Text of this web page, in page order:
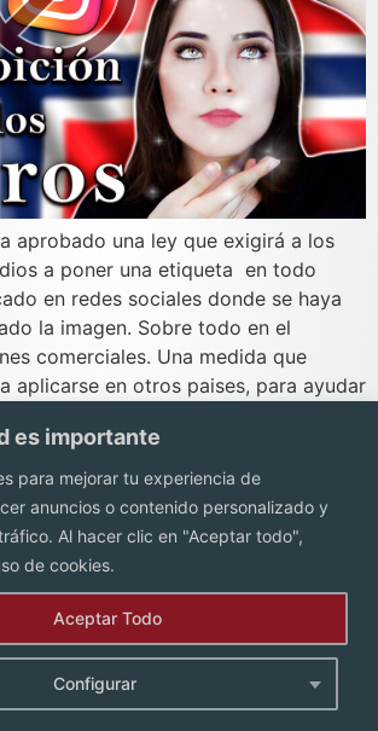
es importante
para mejorar tu experiencia de
anuncios o contenido personalizado y
Al hacer clic en "Aceptar todo",
de cookies.
Configurar
Aceptar Todo
aprobado una ley que exigirá a los
a poner una etiqueta en todo
en redes sociales donde se haya
la imagen. Sobre todo en el
comerciales. Una medida que
aplicarse en otros paises, para ayudar
Contacto
Aviso de Privacidad.